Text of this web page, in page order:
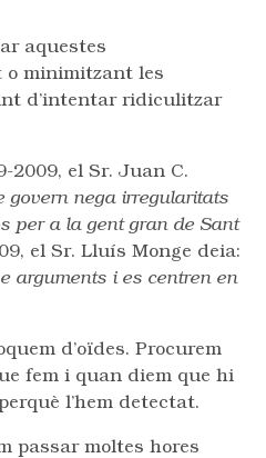
aquestes
o minimitzant les
d’intentar ridiculitzar
2009, el Sr. Juan C.
govern nega irregularitats
per a la gent gran de Sant
el Sr. Lluís Monge deia:
arguments i es centren en
d’oïdes. Procurem
fem i quan diem que hi
l’hem detectat.
passar moltes hores